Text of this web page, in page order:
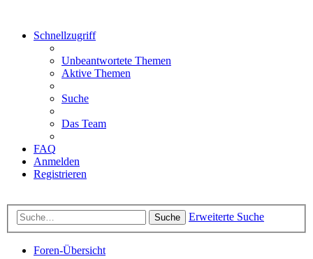
Schnellzugriff
Unbeantwortete Themen
Aktive Themen
Suche
Das Team
FAQ
Anmelden
Registrieren
Suche Erweiterte Suche
Foren-Übersicht